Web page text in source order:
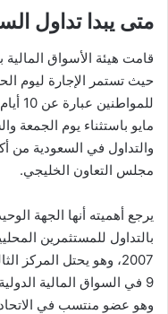
متى يبدا تداول
مايو باستثناء يوم الجمعة
والتداول في السعودية من
مجلس التعاون الخليجي.
يرجع أهميته أنها الجهة
بالتداول للمستثمرين
2007، وهو يحتل المركز
وهو عضو منتسب في الاتحاد